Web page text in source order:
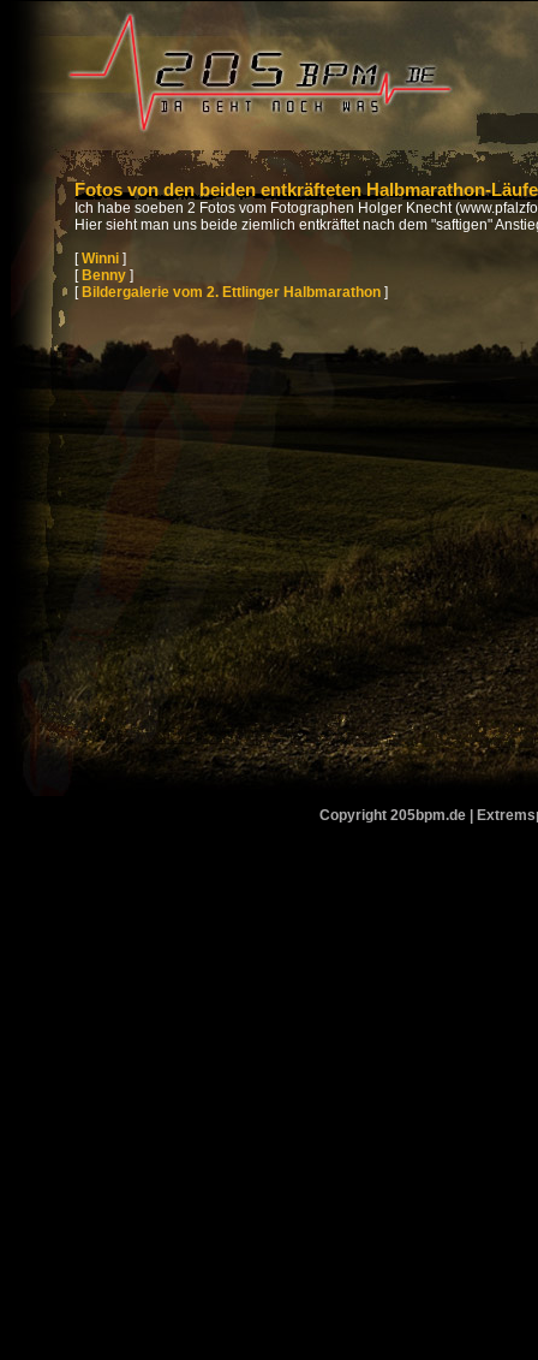
Fotos von den beiden entkräfteten Halbmarathon-
Ich habe soeben 2 Fotos vom Fotographen Holger Knecht
Hier sieht man uns beide ziemlich entkräftet nach dem "saftigen"
[Winni ]
[Benny ]
[Bildergalerie vom 2. Ettlinger Halbmarathon ]
Copyright 205bpm.de |